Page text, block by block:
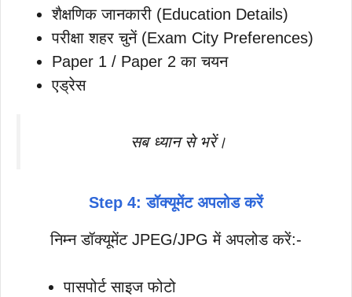
शैक्षणिक जानकारी (Education Details)
परीक्षा शहर चुनें (Exam City Preferences)
Paper 1 / Paper 2 का चयन
एड्रेस
सब ध्यान से भरें।
Step 4: डॉक्यूमेंट अपलोड करें
निम्न डॉक्यूमेंट JPEG/JPG में अपलोड करें:-
पासपोर्ट साइज फोटो